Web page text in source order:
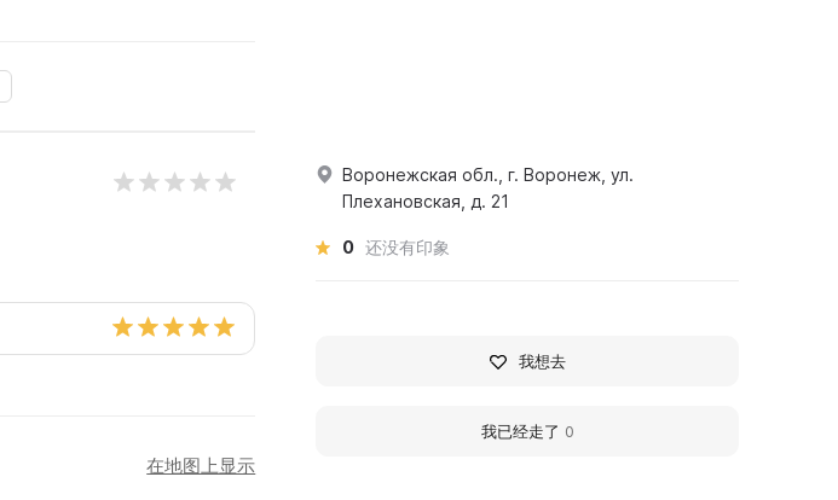
在地图上显示
Воронежская обл., г. Воронеж, ул.
Плехановская, д. 21
0 还没有印象
我想去
我已经走了 0